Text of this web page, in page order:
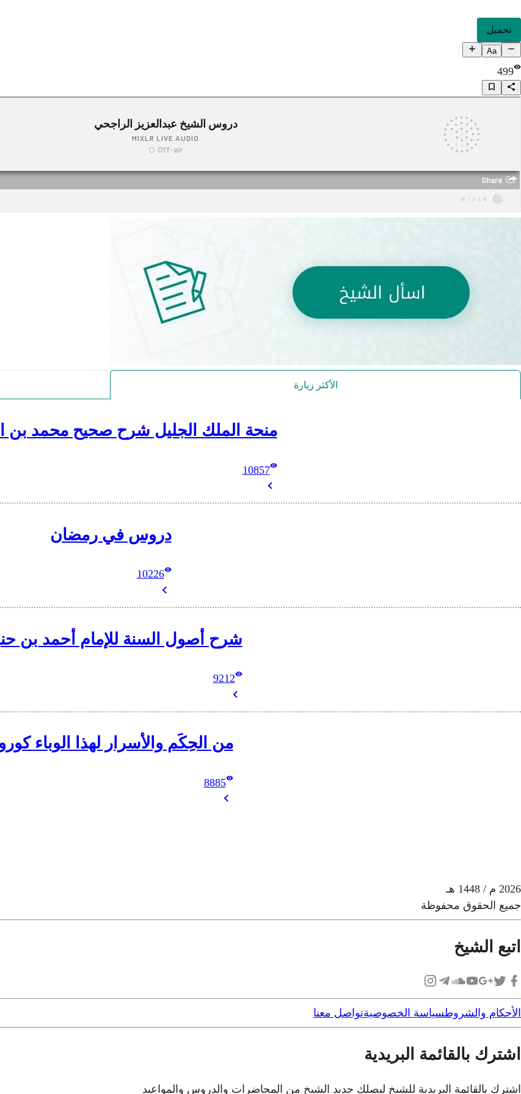
تحميل
Aa
499
الأكثر زيارة
منحة الملك الجليل شرح صحيح محمد بن
10857
دروس في رمضان
10226
شرح أصول السنة للإمام أحمد بن
9212
من الحِكَم والأسرار لهذا الوباء
8885
2026 م / 1448 هـ
جميع الحقوق محفوظة
اتبع الشيخ
الأحكام والشروطسياسة الخصوصيةتواصل معنا
اشترك بالقائمة البريدية
اشترك بالقائمة البريدية للشيخ ليصلك جديد الشيخ من المحاضرات والدروس والمواعيد